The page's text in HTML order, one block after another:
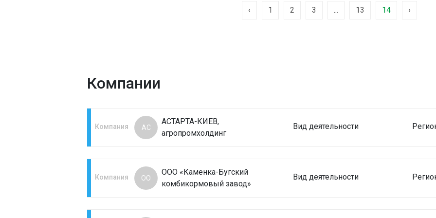
‹ 1 2 3 ... 13 14 ›
Компании
Компания АС
АСТАРТА-КИЕВ,
агропромхолдинг
Вид деятельности
Компания ОО
ООО «Каменка-Бугский
комбикормовый завод»
Вид деятельности